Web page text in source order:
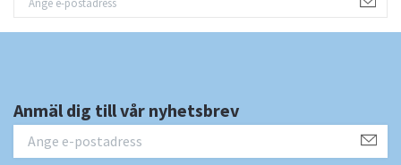
Anmäl dig till vår nyhetsbrev